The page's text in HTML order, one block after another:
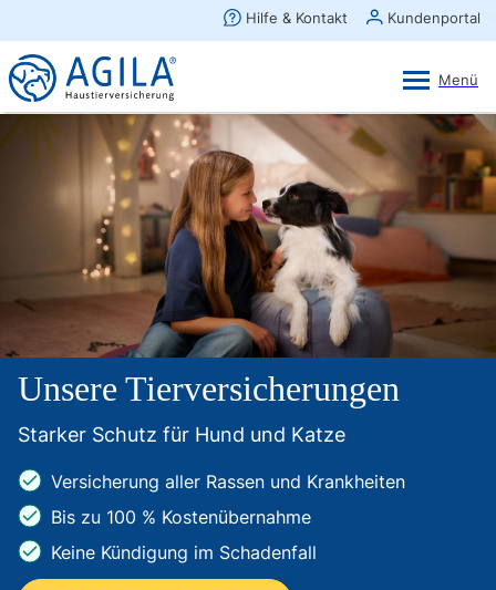
Unsere Tierversicherungen
Starker Schutz für Hund und Katze
Versicherung aller Rassen und Krankheiten
Bis zu 100 % Kostenübernahme
Keine Kündigung im Schadenfall
×
AGILA Kunden-App
Gratis - Im Play Store laden
Ansehen